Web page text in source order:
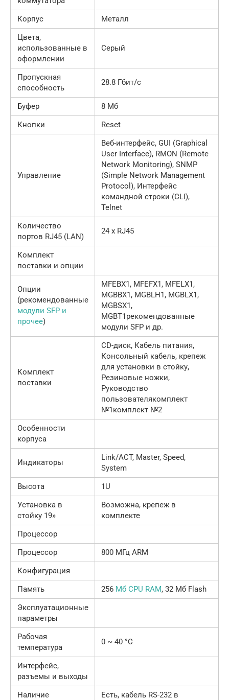
Корпус
Металл
Цвета,
использованные в
оформлении
Серый
Пропускная
способность
28.8 Гбит/с
Буфер
8 Мб
Кнопки
Reset
Управление
Веб-интерфейс, GUI (Graphical
User Interface), RMON (Remote
Network Monitoring), SNMP
(Simple Network Management
Protocol), Интерфейс
командной строки (CLI),
Telnet
Количество
портов RJ45 (LAN)
24 x RJ45
Комплект
поставки и опции
Опции
(рекомендованные
модули SFP и
прочее)
MFEBX1, MFEFX1, MFELX1,
MGBBX1, MGBLH1, MGBLX1,
MGBSX1,
MGBT1рекомендованные
модули SFP и др.
Комплект
поставки
CD-диск, Кабель питания,
Консольный кабель, крепеж
для установки в стойку,
Резиновые ножки,
Руководство
пользователякомплект
№1комплект №2
Особенности
корпуса
Индикаторы
Link/ACT, Master, Speed,
System
Высота
1U
Установка в
стойку 19»
Возможна, крепеж в
комплекте
Процессор
Процессор
800 МГц ARM
Конфигурация
Память
256 Мб CPU RAM, 32 Мб Flash
Эксплуатационные
параметры
Рабочая
температура
0 ~ 40 °C
Интерфейс,
разъемы и выходы
Наличие
Есть, кабель RS-232 в